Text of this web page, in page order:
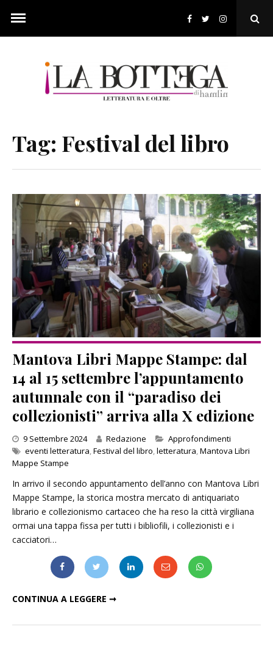
content
Tag: Festival del libro
Mantova Libri Mappe Stampe: dal
14 al 15 settembre l’appuntamento
autunnale con il “paradiso dei
collezionisti” arriva alla X edizione
9 Settembre 2024 Redazione Categories
Approfondimenti
eventi letteratura,Festival del libro,letteratura,Mantova Libri
Mappe Stampe
In arrivo il secondo appuntamento dell’anno con Mantova Libri
Mappe Stampe, la storica mostra mercato di antiquariato
librario e collezionismo cartaceo che ha reso la città virgiliana
ormai una tappa fissa per tutti i bibliofili, i collezionisti e i
cacciatori…
CONTINUA A LEGGERE ➞